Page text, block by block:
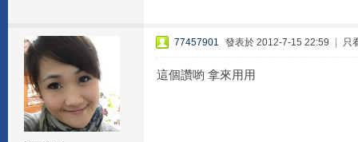
77457901 發表於 2012-7-15 22:59 只
這個讚喲 拿來用用